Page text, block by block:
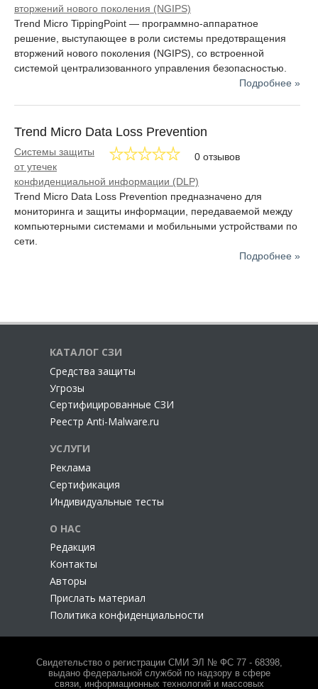
вторжений нового поколения (NGIPS)
Trend Micro TippingPoint — программно-аппаратное
решение, выступающее в роли системы предотвращения
вторжений нового поколения (NGIPS), со встроенной
системой централизованного управления безопасностью.
Подробнее »
Trend Micrо Data Loss Prevention
0 отзывов
Системы защиты
от утечек
конфиденциальной информации (DLP)
Trend Micrо Data Loss Prevention предназначено для
мониторинга и защиты информации, передаваемой между
компьютерными системами и мобильными устройствами по
сети.
Подробнее »
КАТАЛОГ СЗИ
Cредства защиты
Угрозы
Сертифицированные СЗИ
Реестр Anti-Malware.ru
УСЛУГИ
Реклама
Сертификация
Индивидуальные тесты
О НАС
Редакция
Контакты
Авторы
Прислать материал
Политика конфиденциальности
Свидетельство о регистрации СМИ ЭЛ № ФС 77 - 68398,
выдано федеральной службой по надзору в сфере
связи, информационных технологий и массовых